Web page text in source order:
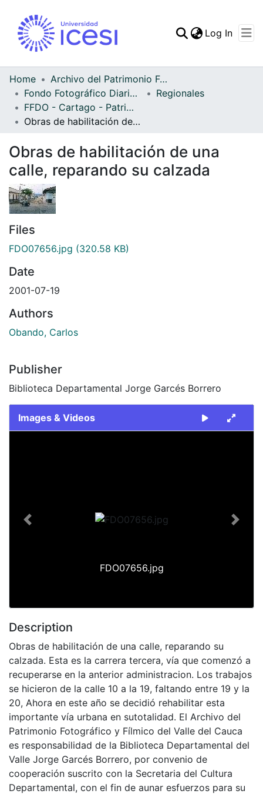
Statistics
Log In
Home
Archivo del Patrimonio Fotográfico y Fílmico del Valle del Cauca
Fondo Fotográfico Diario Occidente
Regionales
FFDO - Cartago - Patrimonial
Obras de habilitación de una calle, reparando su calzada
Obras de habilitación de una
calle, reparando su calzada
Files
FDO07656.jpg (320.58 KB)
Date
2001-07-19
Authors
Obando, Carlos
Publisher
Biblioteca Departamental Jorge Garcés Borrero
Images & Videos
FDO07656.jpg
Previous Next
Description
Obras de habilitación de una calle, reparando su
calzada. Esta es la carrera tercera, vía que comenzó a
recuperarse en la anterior administracion. Los trabajos
se hicieron de la calle 10 a la 19, faltando entre 19 y la
20, Ahora en este año se decidió rehabilitar esta
importante vía urbana en sutotalidad. El Archivo del
Patrimonio Fotográfico y Fílmico del Valle del Cauca
es responsabilidad de la Biblioteca Departamental del
Valle Jorge Garcés Borrero, por convenio de
cooperación suscrito con la Secretaria del Cultura
Departamental, con el fin de aunar esfuerzos para su